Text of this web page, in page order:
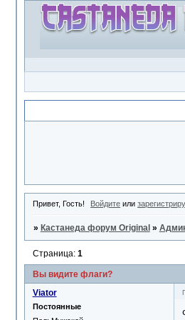
Привет, Гость! Войдите или
» Кастанеда форум Original »
Вы видите флаги?
Страница: 1
Viator
Постоянные